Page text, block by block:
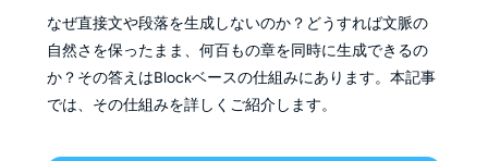
なぜ直接文や段落を生成しないのか？どうすれば文脈の
自然さを保ったまま、何百もの章を同時に生成できるの
か？その答えはBlockベースの仕組みにあります。本記事
では、その仕組みを詳しくご紹介します。